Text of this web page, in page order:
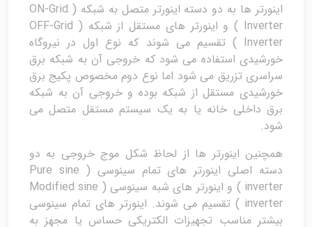
اینورتر ها به دو دسته اینورتر متصل به شبکه ( ON-Grid
Inverter ) و اینورتر های مستقل از شبکه ( OFF-Grid
Inverter ) تقسیم می شوند که نوع اول در نیروگاه
خورشیدی استفاده می شود که خروجی آن به شبکه برق
سراسری تزریق می شود اما نوع دوم مخصوص پکیج برق
خورشیدی مستقل از شبکه بوده و خروجی آن به شبکه
برق داخلی خانه یا به یک سیستم مستقل متصل می
شود.
همچنین اینورتر ها از لحاظ شکل موج خروجی به دو
دسته اصلی اینورتر های تمام سینوسی ( Pure sine
inverter ) و اینورتر های شبه سینوسی ( Modified sine
inverter ) تقسیم می شوند. اینورتر های تمام سینوسی
بیشتر مناسب تجهیزات الکتریکی حساس یا مجهز به